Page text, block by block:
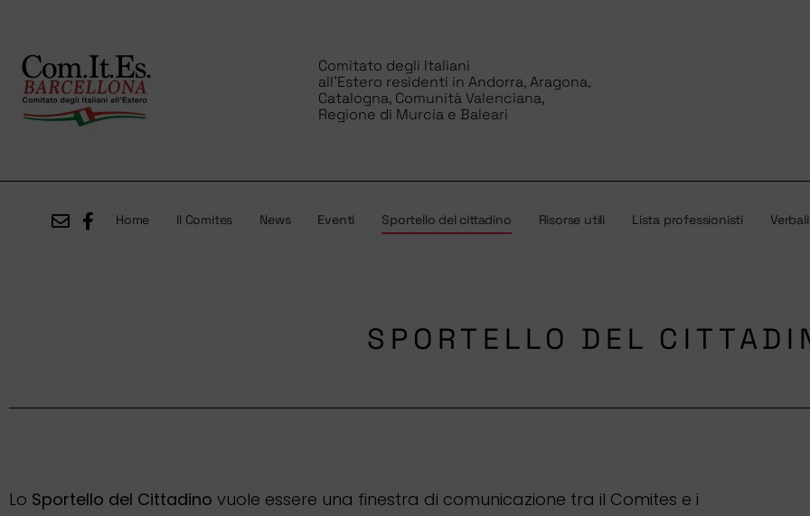
Comitato degli Italiani
all’Estero residenti in Andorra, Aragona,
Catalogna, Comunità Valenciana,
Regione di Murcia e Baleari
Home Il Comites News Eventi Sportello del cittadino Risorse utili Lista professionisti
SPORTELLO DEL
Lo Sportello del Cittadino vuole essere una finestra di comunicazione tra il Comites e i